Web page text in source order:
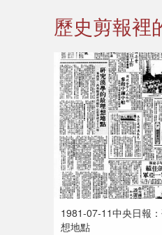
歷史剪報裡
1981-07-11中央日報
想地點